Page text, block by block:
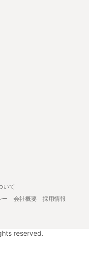
いて
ー 会社概要
採用情報
reserved.